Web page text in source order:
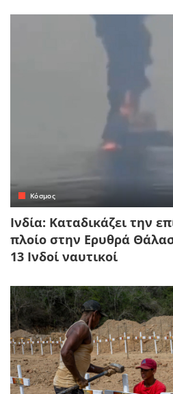
Κόσμος
Ινδία: Καταδικάζει την
πλοίο στην Ερυθρά
13 Ινδοί ναυτικοί